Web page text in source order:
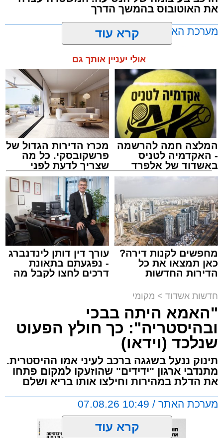
את האוטובוס בהמשך הדרך
מערכת האתר / 11:35 07.08.26
תגים:אוטובוס, אשדוד , ערבי
אירוע חמור ומפחיד התרחש בקו 881 בנסיעה
מאשדוד למודיעין, לאחר שוויכוח מילוליות בין הנהג
לאחד הנוסעים הידרדר במהירות לאלימות קשה
שזרעה פאניקה רבה בקרב הנוסעים. הסיפור
והתיעוד פורסמו לראשונה בקבוצות חמ"ל אשדוד.
הנסיעה על אחד הנוסעים, איבד שליטה ובצעד
דרמטי ואלים ניפץ את שמשת האוטובוס.
המעשה האלים גרם להתרסקות זכוכיות ולרגעים
של אימה בתוך כלי הרכב. ילדים רבים ונוסעים
אחרים שהיו על האוטובוס לקו בטראומה, פרצו
בבכי היסטרי ונאלצו לחוות רגעים של חרדה
עמוקה בעיצומה של הנסיעה בכביש.
בעקבות פניות דחופות ודיווחים שהעבירו הנוסעים
המבוהלים למוקדי החירום, כוחות משטרה הוזעקו
לזירה ועצרו את האוטובוס בהמשך המסלול כדי
קרא עוד
אולי יעניין אותך גם
המלצה חמה להרשמה
- האקדמיה לטניס
באשדוד של אלפרד
קריאולנסקי - לילדים
מכרז הדירות הגדול של
פרשקובסקי. כל מה
שצריך לדעת לפני
שמגישים הצעה לדירה
באשדוד
מחפשים לקנות דירה?
כאן תמצאו את כל
הדירות החדשות
עורך דין דותן לינדנברג
- נפגעתם בתאונת
דרכים לחצו לקבל מה
חדשות אשדוד > מקומי
"האמא היתה בבכי
ובהיסטריה": כך חולץ הפעוט
שנלכד (וידאו)
תינוק ננעל בשגגה ברכב לעיני אמו ההיסטרית.
מתנדבי ארגון "ידידים" שהוזעקו למקום פתחו
את הדלת במהירות וחילצו אותו בריא ושלם
מערכת האתר / 10:49 07.08.26
קרא עוד